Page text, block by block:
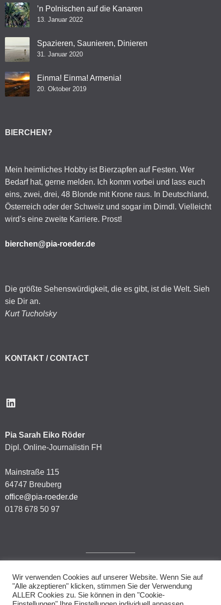
’n Polnischen auf die Kanaren
13. Januar 2022
Spazieren, Saunieren, Dinieren
31. Januar 2020
Einma! Einma! Armenia!
20. Oktober 2019
BIERCHEN?
Mein heimliches Hobby ist Bierzapfen auf Festen. Wer
Bedarf hat, gerne melden. Ich komm vorbei und lass euch
eins, zwei, drei, 48 Blonde mit Krone raus. In Deutschland,
Österreich oder der Schweiz und sogar im Dirndl. Vielleicht
wird’s eine zweite Karriere. Prost!
bierchen@pia-roeder.de
Die größte Sehenswürdigkeit, die es gibt, ist die Welt. Sieh
sie Dir an.
Kurt Tucholsky
KONTAKT / CONTACT
LinkedIn
Pia Sarah Eiko Röder
Dipl. Online-Journalistin FH
Mainstraße 115
64747 Breuberg
office@pia-roeder.de
0178 678 50 97
Impressum
Datenschutzerklärung
Wir verwenden Cookies auf unserer Website. Wenn Sie auf
"Alle akzeptieren" klicken, stimmen Sie der Verwendung
ALLER Cookies zu. Sie können in den "Cookie-